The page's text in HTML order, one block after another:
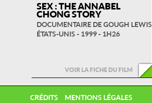
SEX : THE ANNABEL
CHONG STORY
DOCUMENTAIRE DE GOUGH LEWIS
ÉTATS-UNIS - 1999 - 1H26
VOIR LA FICHE DU FILM
CRÉDITS
MENTIONS LÉGALES